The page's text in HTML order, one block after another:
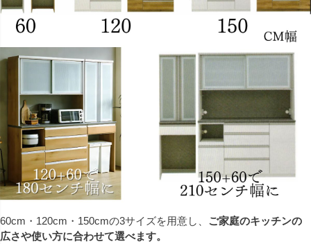
60cm・120cm・150cmの3サイズを用意し、 ご家庭のキッチンの
広さや使い方に合わせて選べます。